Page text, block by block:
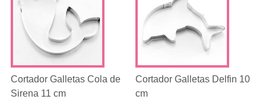
Cortador Galletas Cola de
Sirena 11 cm
Cortador Galletas Delfin 10
cm